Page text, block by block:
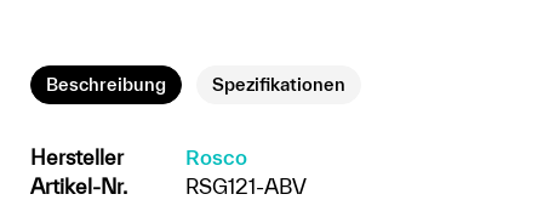
Beschreibung Spezifikationen
Hersteller
Rosco
Artikel-Nr.
RSG121-ABV